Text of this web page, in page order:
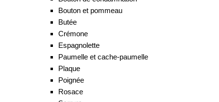
Bouton et pommeau
Butée
Crémone
Espagnolette
Paumelle et cache-paumelle
Plaque
Poignée
Rosace